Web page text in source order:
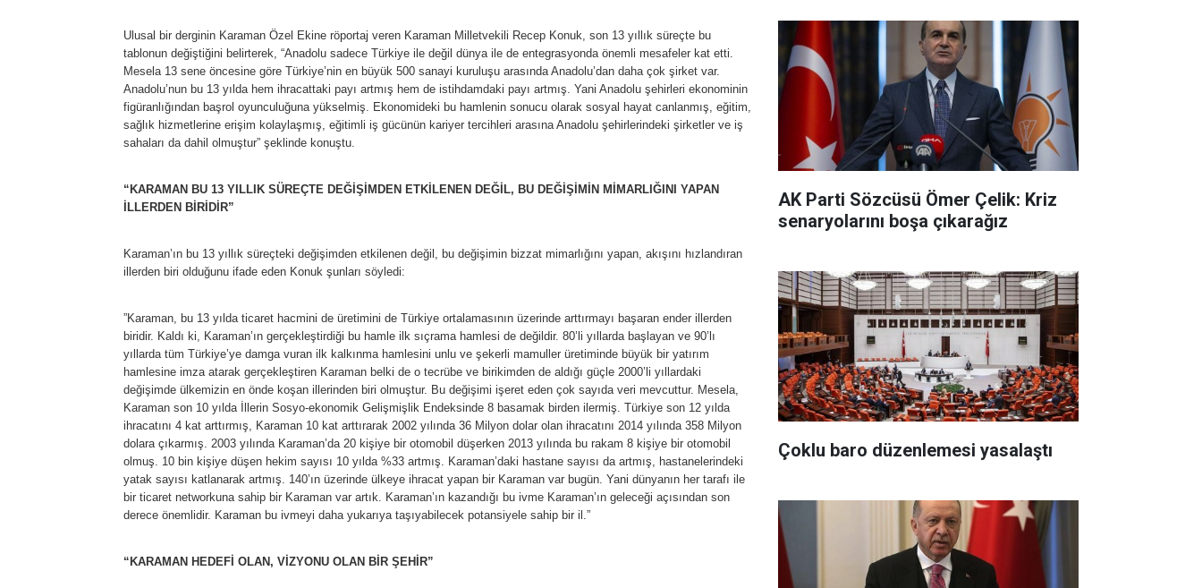
Ulusal bir derginin Karaman Özel Ekine röportaj veren Karaman Milletvekili Recep Konuk, son 13 yıllık süreçte bu
tablonun değiştiğini belirterek, “Anadolu sadece Türkiye ile değil dünya ile de entegrasyonda önemli mesafeler kat etti.
Mesela 13 sene öncesine göre Türkiye’nin en büyük 500 sanayi kuruluşu arasında Anadolu’dan daha çok şirket var.
Anadolu’nun bu 13 yılda hem ihracattaki payı artmış hem de istihdamdaki payı artmış. Yani Anadolu şehirleri ekonominin
figüranlığından başrol oyunculuğuna yükselmiş. Ekonomideki bu hamlenin sonucu olarak sosyal hayat canlanmış, eğitim,
sağlık hizmetlerine erişim kolaylaşmış, eğitimli iş gücünün kariyer tercihleri arasına Anadolu şehirlerindeki şirketler ve iş
sahaları da dahil olmuştur” şeklinde konuştu.
“KARAMAN BU 13 YILLIK SÜREÇTE DEĞİŞİMDEN ETKİLENEN DEĞİL, BU DEĞİŞİMİN MİMARLIĞINI YAPAN
İLLERDEN BİRİDİR”
Karaman’ın bu 13 yıllık süreçteki değişimden etkilenen değil, bu değişimin bizzat mimarlığını yapan, akışını hızlandıran
illerden biri olduğunu ifade eden Konuk şunları söyledi:
”Karaman, bu 13 yılda ticaret hacmini de üretimini de Türkiye ortalamasının üzerinde arttırmayı başaran ender illerden
biridir. Kaldı ki, Karaman’ın gerçekleştirdiği bu hamle ilk sıçrama hamlesi de değildir. 80’li yıllarda başlayan ve 90’lı
yıllarda tüm Türkiye’ye damga vuran ilk kalkınma hamlesini unlu ve şekerli mamuller üretiminde büyük bir yatırım
hamlesine imza atarak gerçekleştiren Karaman belki de o tecrübe ve birikimden de aldığı güçle 2000’li yıllardaki
değişimde ülkemizin en önde koşan illerinden biri olmuştur. Bu değişimi işeret eden çok sayıda veri mevcuttur. Mesela,
Karaman son 10 yılda İllerin Sosyo-ekonomik Gelişmişlik Endeksinde 8 basamak birden ilermiş. Türkiye son 12 yılda
ihracatını 4 kat arttırmış, Karaman 10 kat arttırarak 2002 yılında 36 Milyon dolar olan ihracatını 2014 yılında 358 Milyon
dolara çıkarmış. 2003 yılında Karaman’da 20 kişiye bir otomobil düşerken 2013 yılında bu rakam 8 kişiye bir otomobil
olmuş. 10 bin kişiye düşen hekim sayısı 10 yılda %33 artmış. Karaman’daki hastane sayısı da artmış, hastanelerindeki
yatak sayısı katlanarak artmış. 140’ın üzerinde ülkeye ihracat yapan bir Karaman var bugün. Yani dünyanın her tarafı ile
bir ticaret networkuna sahip bir Karaman var artık. Karaman’ın kazandığı bu ivme Karaman’ın geleceği açısından son
derece önemlidir. Karaman bu ivmeyi daha yukarıya taşıyabilecek potansiyele sahip bir il.”
“KARAMAN HEDEFİ OLAN, VİZYONU OLAN BİR ŞEHİR”
AK Parti Sözcüsü Ömer Çelik: Kriz
senaryolarını boşa çıkarağız
Çoklu baro düzenlemesi yasalaştı